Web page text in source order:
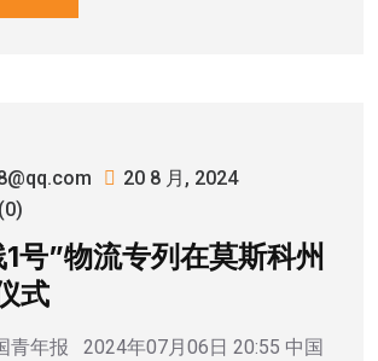
20 8 月, 2024
号”物流专列在莫斯科州
式
青年报 2024年07月06日 20:55 中国